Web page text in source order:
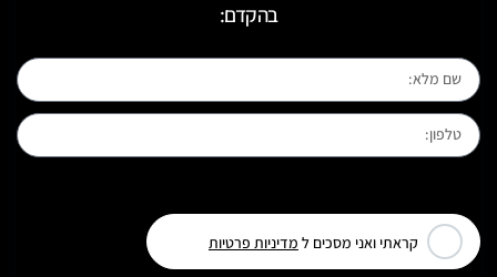
בהקדם:
קראתי ואני מסכים ל מדיניות פרטיות